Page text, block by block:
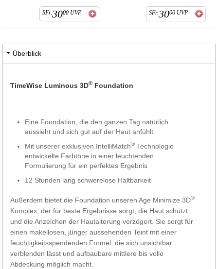
SFr.3000 UVP SFr.3000 UVP
Überblick
TimeWise Luminous 3D® Foundation
Eine Foundation, die den ganzen Tag natürlich
aussieht und sich gut auf der Haut anfühlt
Mit unserer exklusiven IntelliMatch® Technologie
entwickelte Farbtöne in einer leuchtenden
Formulierung für ein perfektes Ergebnis
12 Stunden lang schwerelose Haltbarkeit
Außerdem bietet die Foundation unseren Age Minimize 3D®
Komplex, der für beste Ergebnisse sorgt, die Haut schützt
und die Anzeichen der Hautalterung verzögert. Sie sorgt für
einen makellosen, jünger aussehenden Teint mit einer
feuchtigkeitsspendenden Formel, die sich unsichtbar
verblenden lässt und aufbaubare mittlere bis volle
Abdeckung möglich macht.